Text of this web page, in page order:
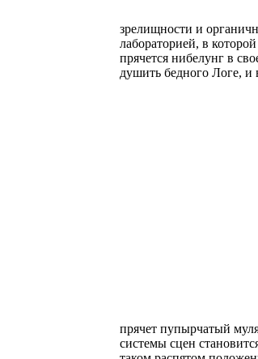
зрелищности и
лабораторией, в
прячется нибелунг в
душить бедного Логе, и
прячет пупырчатый
системы сцен